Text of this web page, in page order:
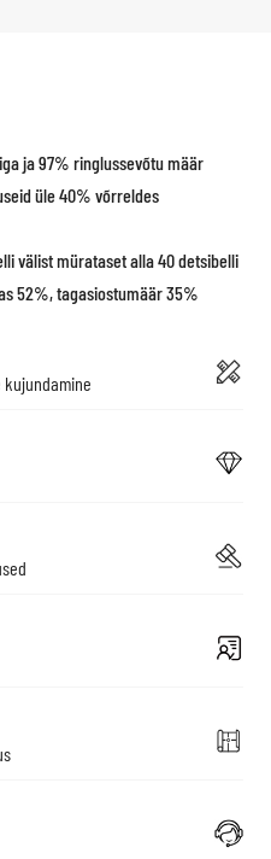
ja 97% ringlussevõtu määr
üle 40% võrreldes
välist mürataset alla 40 detsibelli
52%, tagasiostumäär 35%